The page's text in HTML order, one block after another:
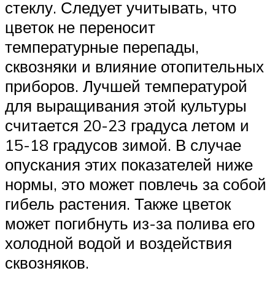
стеклу. Следует учитывать, что
цветок не переносит
температурные перепады,
сквозняки и влияние отопительных
приборов. Лучшей температурой
для выращивания этой культуры
считается 20-23 градуса летом и
15-18 градусов зимой. В случае
опускания этих показателей ниже
нормы, это может повлечь за собой
гибель растения. Также цветок
может погибнуть из-за полива его
холодной водой и воздействия
сквозняков.